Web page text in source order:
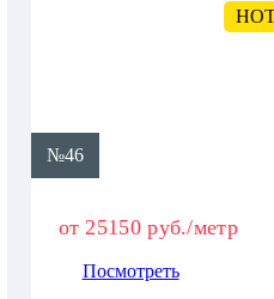
№46
от 25150 руб./метр
Посмотреть